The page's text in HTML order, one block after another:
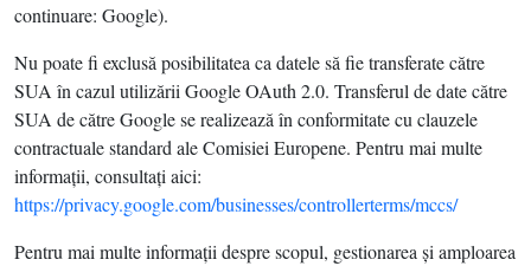
continuare: Google).
Nu poate fi exclusă posibilitatea ca datele să fie transferate către
SUA în cazul utilizării Google OAuth 2.0. Transferul de date către
SUA de către Google se realizează în conformitate cu clauzele
contractuale standard ale Comisiei Europene. Pentru mai multe
informaţii, consultaţi aici:
https://privacy.google.com/businesses/controllerterms/mccs/
Pentru mai multe informaţii despre scopul, gestionarea şi amploarea